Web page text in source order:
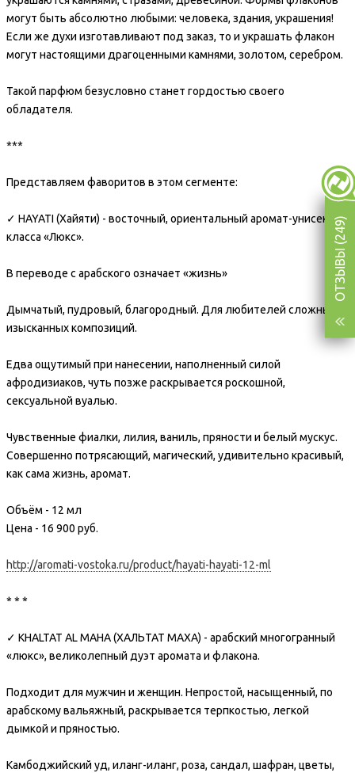
могут быть абсолютно любыми: человека, здания, украшения!
Если же духи изготавливают под заказ, то и украшать флакон
могут настоящими драгоценными камнями, золотом, серебром.
Такой парфюм безусловно станет гордостью своего
обладателя.
***
Представляем фаворитов в этом сегменте:
✓ HAYATI (Хайяти) - восточный, ориентальный аромат-унисекс
класса «Люкс».
В переводе с арабского означает «жизнь»
Дымчатый, пудровый, благородный. Для любителей сложных,
изысканных композиций.
Едва ощутимый при нанесении, наполненный силой
афродизиаков, чуть позже раскрывается роскошной,
сексуальной вуалью.
Чувственные фиалки, лилия, ваниль, пряности и белый мускус.
Совершенно потрясающий, магический, удивительно красивый,
как сама жизнь, аромат.
Объём - 12 мл
Цена - 16 900 руб.
http://aromati-vostoka.ru/product/hayati-hayati-12-ml
* * *
✓ KHALTAT AL MAHA (ХАЛЬТАТ МАХА) - арабский многогранный
«люкс», великолепный дуэт аромата и флакона.
Подходит для мужчин и женщин. Непростой, насыщенный, по
арабскому вальяжный, раскрывается терпкостью, легкой
дымкой и пряностью.
Камбоджийский уд, иланг-иланг, роза, сандал, шафран, цветы,
ОТЗЫВЫ (249)